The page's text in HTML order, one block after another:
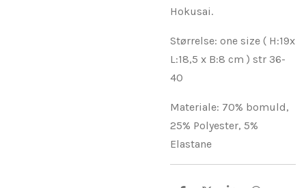
Hokusai.
Størrelse: one size ( H:19x
L:18,5 x B:8 cm ) str 36-
40
Materiale: 70% bomuld,
25% Polyester, 5%
Elastane